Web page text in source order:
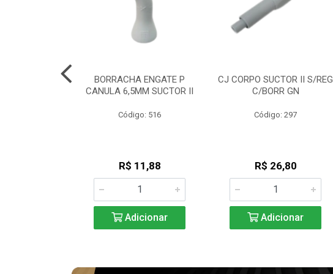
BORRACHA ENGATE P
CANULA 6,5MM SUCTOR II
Código: 516
R$ 11,88
Adicionar
CJ CORPO SUCTOR II S/REG
C/BORR GN
Código: 297
R$ 26,80
Adicionar